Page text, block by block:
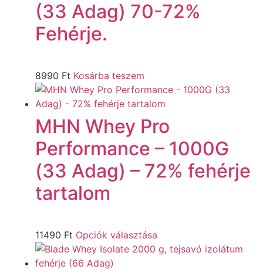
(33 Adag) 70-72%
Fehérje.
8990 Ft Kosárba teszem
MHN Whey Pro
Performance – 1000G
(33 Adag) – 72% fehérje
tartalom
11490 Ft Opciók választása